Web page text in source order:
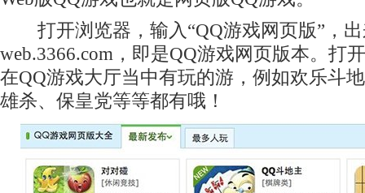
打开浏览器，输入“QQ游戏网页版”，
web.3366.com，即是QQ游戏网页版本。打
在QQ游戏大厅当中有玩的游，例如欢乐斗
雄杀、保皇党等等都有哦！